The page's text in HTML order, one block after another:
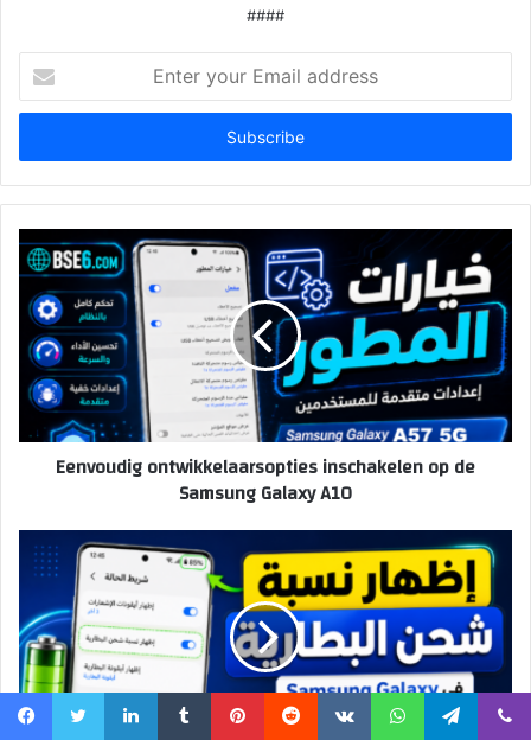
####
your
Email
Eenvoudig ontwikkelaarsopties inschakelen op de
Samsung Galaxy A10